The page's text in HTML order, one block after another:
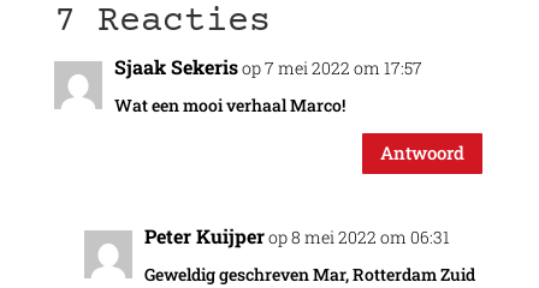
7 Reacties
Sjaak Sekerisop 7 mei 2022 om 17:57
Wat een mooi verhaal Marco!
Antwoord
Peter Kuijperop 8 mei 2022 om 06:31
Geweldig geschreven Mar, Rotterdam Zuid